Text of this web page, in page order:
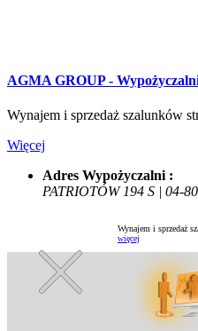
AGMA GROUP -
Wynajem i sprzedaż szalunków
Więcej
Adres Wypożyczalni :
PATRIOTÓW 194 S | 04-
Wynajem i sprzedaż
więcej